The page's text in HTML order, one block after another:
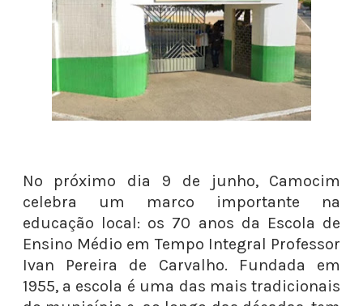
No próximo dia 9 de junho, Camocim
celebra um marco importante na
educação local: os 70 anos da Escola de
Ensino Médio em Tempo Integral Professor
Ivan Pereira de Carvalho. Fundada em
1955, a escola é uma das mais tradicionais